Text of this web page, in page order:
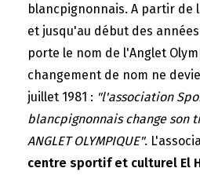
blancpignonnais. A partir de
et jusqu'au début des
porte le nom de l'Anglet
changement de nom ne
juillet 1981 : "l'association
blancpignonnais change son
ANGLET OLYMPIQUE".
centre sportif et culturel El